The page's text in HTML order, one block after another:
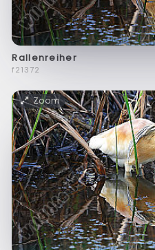
Rallenreiher
f21372
Zoom